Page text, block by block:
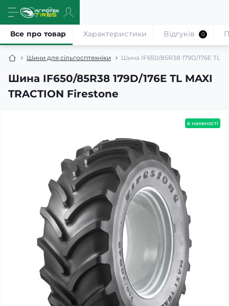
Шини для сільгосптехніки Шина IF650/85R38 179D/176E TL
Шина IF650/85R38 179D/176E TL MAXI
TRACTION Firestone
Все про товар Характеристики Відгуків 0
в наявності